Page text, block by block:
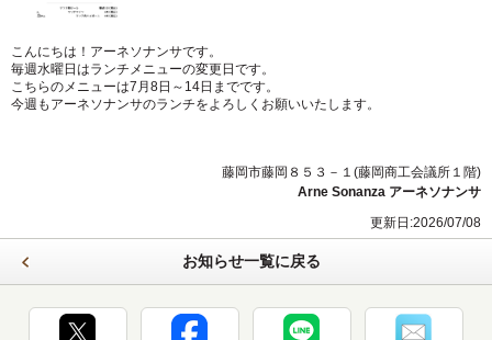
こんにちは！アーネソナンサです。
毎週水曜日はランチメニューの変更日です。
こちらのメニューは7月8日～14日までです。
今週もアーネソナンサのランチをよろしくお願いいたします。
藤岡市藤岡８５３－１(藤岡商工会議所１階)
Arne Sonanza アーネソナンサ
更新日:2026/07/08
お知らせ一覧に戻る